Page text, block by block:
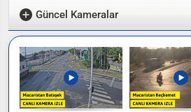
Güncel Kameralar